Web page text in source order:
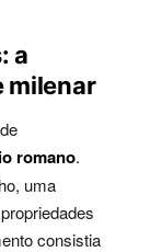
a
milenar
romano.
uma
consistia